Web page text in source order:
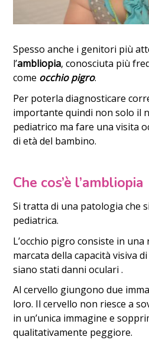
Spesso anche i genitori più
l’ambliopia, conosciuta più
come occhio pigro.
Per poterla diagnosticare
importante quindi non solo il
pediatrico ma fare una visita
di età del bambino.
Che cos’è l’ambliopia
Si tratta di una patologia che
pediatrica.
L’occhio pigro consiste in
marcata della capacità visiva
siano stati danni oculari .
Al cervello giungono due
loro. Il cervello non riesce a
in un’unica immagine e
qualitativamente peggiore.